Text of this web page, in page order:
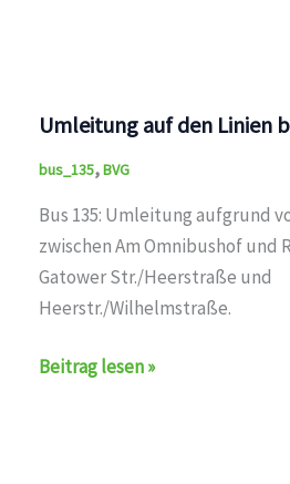
Umleitung auf den Linien
bus_135,BVG
Bus 135: Umleitung aufgrund
zwischen Am Omnibushof und
Gatower Str./Heerstraße und
Heerstr./Wilhelmstraße.
Umleitung
Beitrag lesen »